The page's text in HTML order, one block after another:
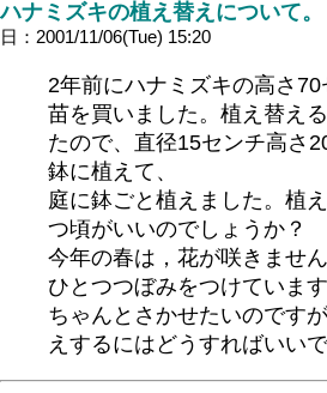
ハナミズキの植え替えについて。
日：2001/11/06(Tue) 15:20
2年前にハナミズキの高さ
苗を買いました。植え替え
たので、直径15センチ高さ
鉢に植えて、
庭に鉢ごと植えました。植
つ頃がいいのでしょうか？
今年の春は，花が咲きませ
ひとつつぼみをつけていま
ちゃんとさかせたいのです
えするにはどうすればいいで